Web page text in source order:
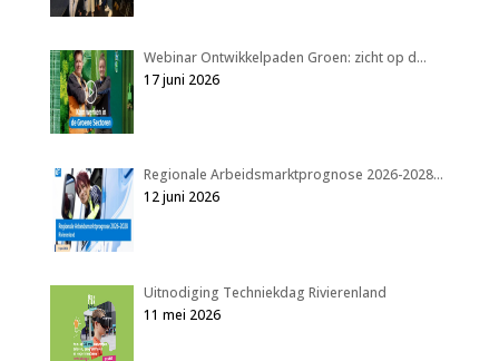
Webinar Ontwikkelpaden Groen: zicht op d…
17 juni 2026
Regionale Arbeidsmarktprognose 2026-2028…
12 juni 2026
Uitnodiging Techniekdag Rivierenland
11 mei 2026